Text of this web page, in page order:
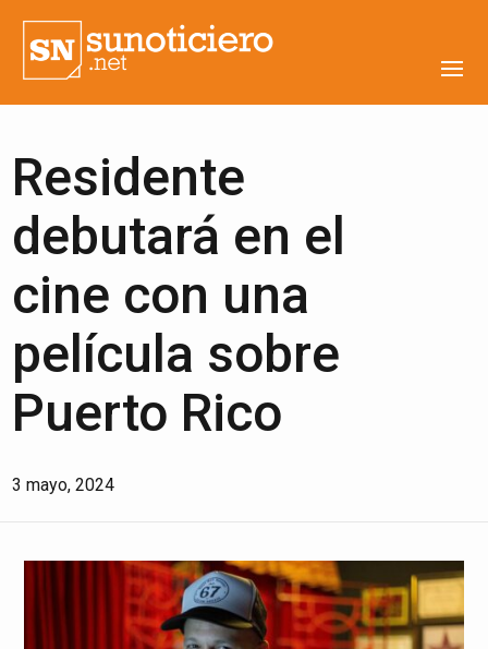
Residente
debutará en el
cine con una
película sobre
Puerto Rico
3 mayo, 2024